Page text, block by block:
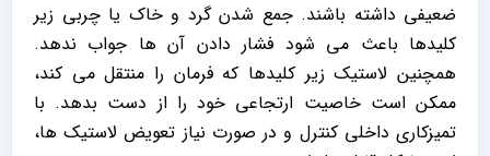
ضعیفی داشته باشند. جمع شدن گرد و خاک یا چربی زیر
کلیدها باعث می‌ شود فشار دادن آن‌ ها جواب ندهد.
همچنین لاستیک زیر کلیدها که فرمان را منتقل می‌ کند،
ممکن است خاصیت ارتجاعی خود را از دست بدهد. با
تمیزکاری داخلی کنترل و در صورت نیاز تعویض لاستیک‌ ها،